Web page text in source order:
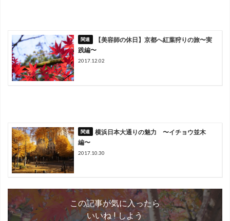
【美容師の休日】京都へ紅葉狩りの旅〜実
践編〜
2017.12.02
横浜日本大通りの魅力 〜イチョウ並木
編〜
2017.10.30
この記事が気に入ったら
いいね ! しよう